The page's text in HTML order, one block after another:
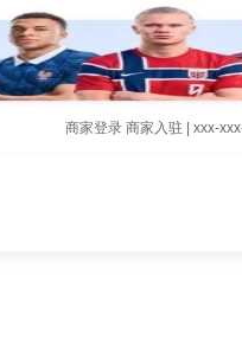
商家登录 商家入驻 xxx-